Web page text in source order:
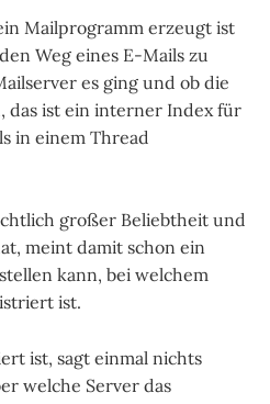
Mailprogramm erzeugt ist
Weg eines E-Mails zu
es ging und ob die
das ist ein interner Index für
in einem Thread
großer Beliebtheit und
meint damit schon ein
kann, bei welchem
ist.
ist, sagt einmal nichts
welche Server das